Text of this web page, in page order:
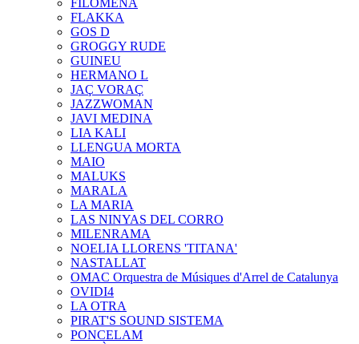
FILOMENA
FLAKKA
GOS D
GROGGY RUDE
GUINEU
HERMANO L
JAÇ VORAÇ
JAZZWOMAN
JAVI MEDINA
LIA KALI
LLENGUA MORTA
MAIO
MALUKS
MARALA
LA MARIA
LAS NINYAS DEL CORRO
MILENRAMA
NOELIA LLORENS 'TITANA'
NASTALLAT
OMAC Orquestra de Músiques d'Arrel de Catalunya
OVIDI4
LA OTRA
PIRAT'S SOUND SISTEMA
PONCELAM